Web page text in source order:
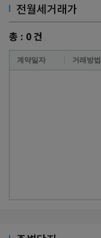
전월세거래가
총 : 0건
계약일자 거래방법